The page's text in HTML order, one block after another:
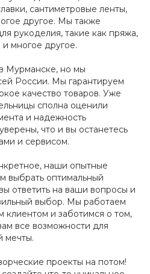
сантиметровые ленты,
другое. Мы также
рукоделия, такие как пряжа,
многое другое.
Мурманске, но мы
России. Мы гарантируем
качество товаров. Уже
сполна оценили
и надежность
что и вы останетесь
и сервисом.
наши опытные
выбрать оптимальный
ответить на ваши вопросы и
выбор. Мы работаем
клиентом и заботимся о том,
все возможности для
мечты.
проекты на потом!